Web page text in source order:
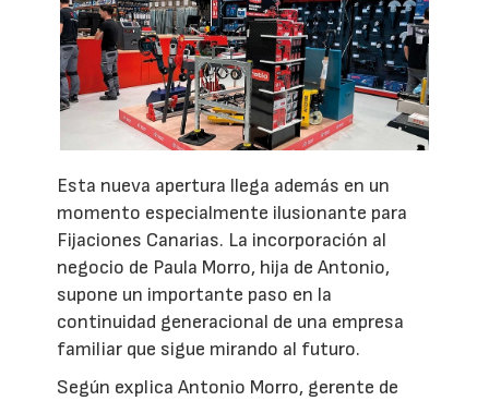
Esta nueva apertura llega además en un
momento especialmente ilusionante para
Fijaciones Canarias. La incorporación al
negocio de Paula Morro, hija de Antonio,
supone un importante paso en la
continuidad generacional de una empresa
familiar que sigue mirando al futuro.
Según explica Antonio Morro, gerente de